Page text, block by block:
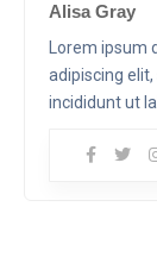
Alisa Gray
Lorem
adipiscing
incididunt ut